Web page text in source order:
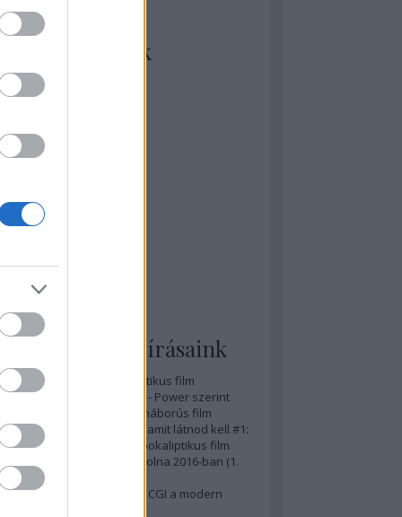
szívesen
nézünk/olvasunk
szerint
Joint
Mánia app
meg az ember!
& Calzone
A legolvasottabb írásaink
A 20 legjobb posztapokaliptikus film
A 15 legjobb időutazós film - Power szerint
A 10 legjobb második világháborús film
50 posztapokaliptikus film, amit látnod kell #1:
A 10 legkreatívabb posztapokaliptikus film
20 film, amit látnod kellett volna 2016-ban (1.
rész)
Ezért néz ki borzasztóan a CGI a modern